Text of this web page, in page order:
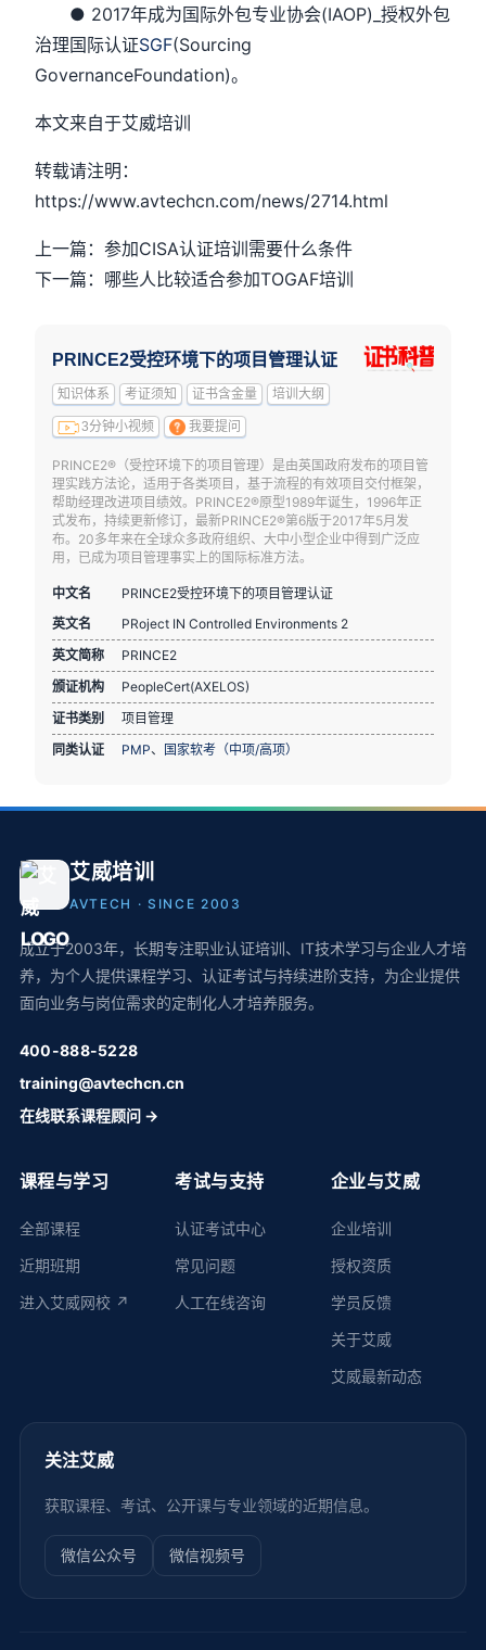
● 2017年成为国际外包专业协会(IAOP)_授权外包
治理国际认证SGF(Sourcing
GovernanceFoundation)。
本文来自于艾威培训
转载请注明：
https://www.avtechcn.com/news/2714.html
上一篇：参加CISA认证培训需要什么条件
下一篇：哪些人比较适合参加TOGAF培训
PRINCE2受控环境下的项目管理认证
知识体系 考证须知 证书含金量 培训大纲
3分钟小视频 我要提问
PRINCE2®（受控环境下的项目管理）是由英国政府发布的项目管
理实践方法论，适用于各类项目，基于流程的有效项目交付框架，
帮助经理改进项目绩效。PRINCE2®原型1989年诞生，1996年正
式发布，持续更新修订，最新PRINCE2®第6版于2017年5月发
布。20多年来在全球众多政府组织、大中小型企业中得到广泛应
用，已成为项目管理事实上的国际标准方法。
中文名
PRINCE2受控环境下的项目管理认证
英文名
PRoject IN Controlled Environments 2
英文简称
PRINCE2
颁证机构
PeopleCert(AXELOS)
证书类别
项目管理
同类认证
PMP、 国家软考（中项/高项）
艾威培训
AVTECH · SINCE 2003
成立于2003年，长期专注职业认证培训、IT技术学习与企业人才培
养，为个人提供课程学习、认证考试与持续进阶支持，为企业提供
面向业务与岗位需求的定制化人才培养服务。
400-888-5228
training@avtechcn.cn
在线联系课程顾问 →
课程与学习
全部课程
近期班期
进入艾威网校 ↗
考试与支持
认证考试中心
常见问题
人工在线咨询
企业与艾威
企业培训
授权资质
学员反馈
关于艾威
艾威最新动态
关注艾威
获取课程、考试、公开课与专业领域的近期信息。
微信公众号 微信视频号